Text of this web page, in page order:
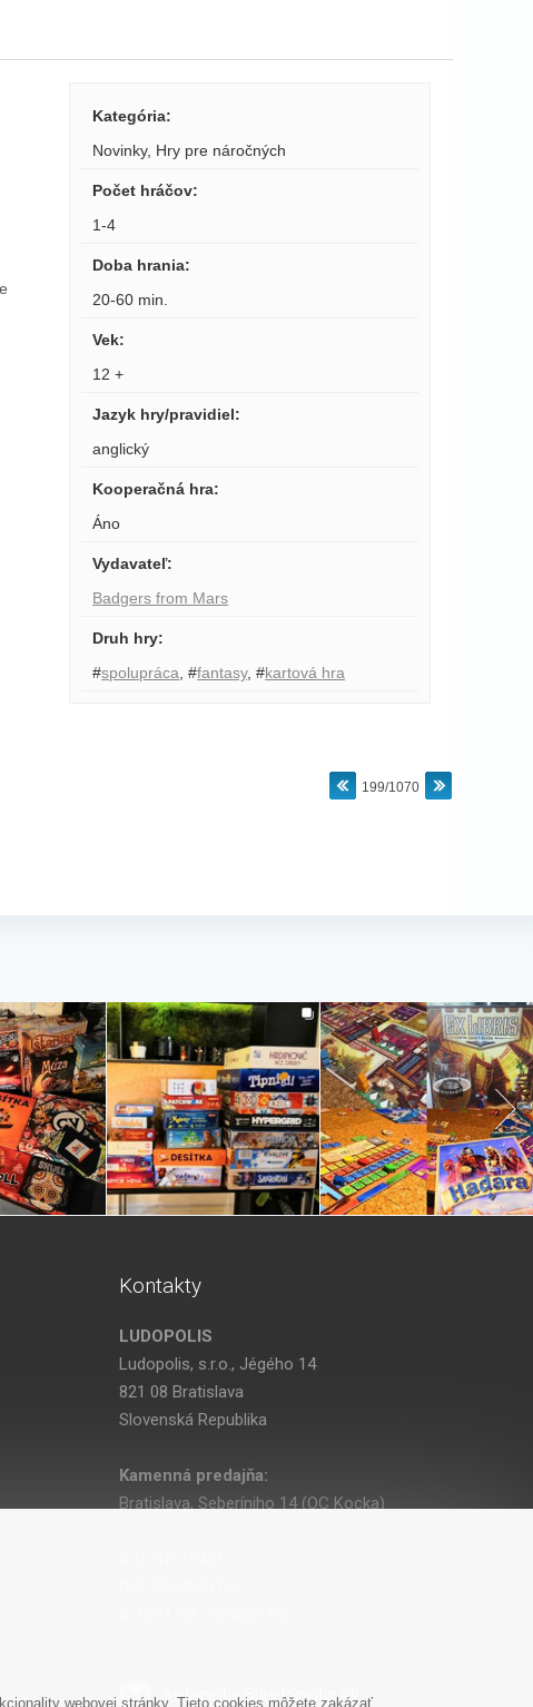
Kategória:
Novinky, Hry pre náročných
Počet hráčov:
1-4
Doba hrania:
20-60 min.
Vek:
12 +
Jazyk hry/pravidiel:
anglický
Kooperačná hra:
Áno
Vydavateľ:
Badgers from Mars
Druh hry:
#spolupráca ,#fantasy,#kartová hra
199/1070
Kontakty
LUDOPOLIS
Ludopolis, s.r.o., Jégého 14
821 08 Bratislava
Slovenská Republika
Kamenná predajňa:
Bratislava, Seberíniho 14 (OC Kocka)
ludopolis@ludopolis.sk
webovej stránky. Tieto cookies môžete zakázať